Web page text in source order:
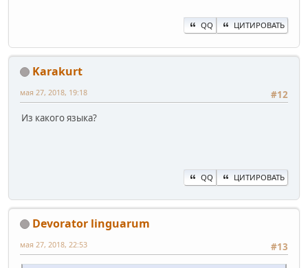
QQ ЦИТИРОВАТЬ
Karakurt
#12
мая 27, 2018, 19:18
Из какого языка?
QQ ЦИТИРОВАТЬ
Devorator linguarum
#13
мая 27, 2018, 22:53